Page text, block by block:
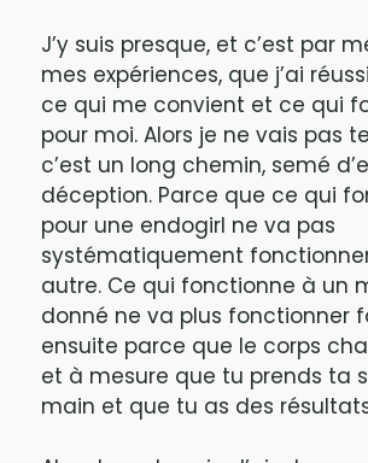
J’y suis presque, et c’est par
mes expériences, que j’ai
ce qui me convient et ce qui
pour moi. Alors je ne vais pas
c’est un long chemin, semé
déception. Parce que ce qui
pour une endogirl ne va pas
systématiquement
autre. Ce qui fonctionne à un
donné ne va plus fonctionner
ensuite parce que le corps
et à mesure que tu prends ta
main et que tu as des